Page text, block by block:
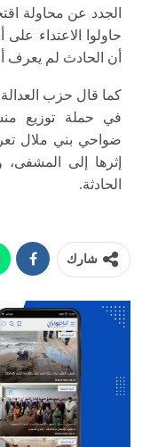
الجدد عن محاولة
حاولوا الاعتداء
أن الحادث لم يعرف
كما قال حزب
في حملة توزيع
ضواحي بني ملال
إثرها إلى
الحادثة.
شارك